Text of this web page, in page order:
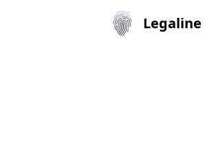
Legaline